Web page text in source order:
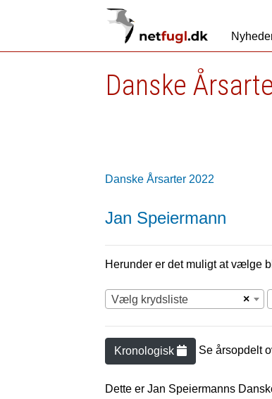
Danske
Danske Årsarter 2022
Jan Speiermann
Herunder er det muligt at vælge
×
Vælg krydsliste
Kronologisk Se årsopdelt
Dette er Jan Speiermanns